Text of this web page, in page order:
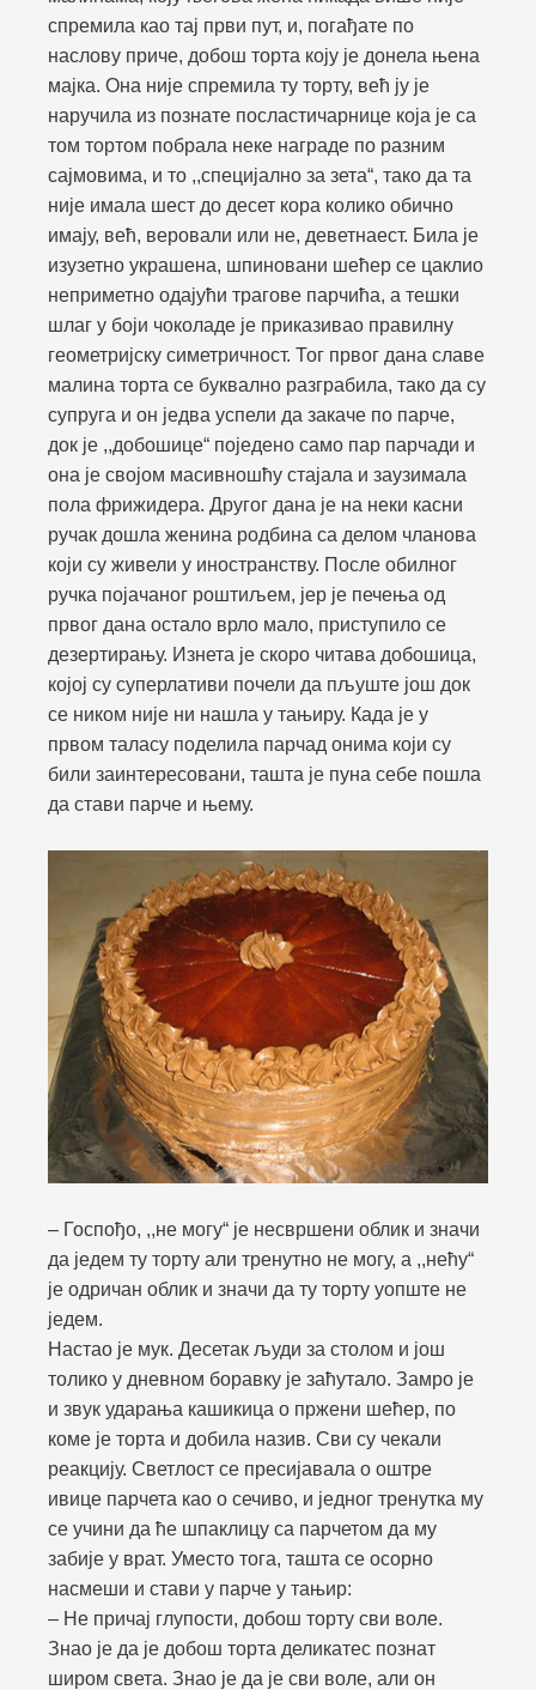
спремила као тај први пут, и, погађате по
наслову приче, добош торта коју је донела њена
мајка. Она није спремила ту торту, већ ју је
наручила из познате посластичарнице која је са
том тортом побрала неке награде по разним
сајмовима, и то ,,специјално за зета“, тако да та
није имала шест до десет кора колико обично
имају, већ, веровали или не, деветнаест. Била је
изузетно украшена, шпиновани шећер се цаклио
неприметно одајући трагове парчића, а тешки
шлаг у боји чоколаде је приказивао правилну
геометријску симетричност. Тог првог дана славе
малина торта се буквално разграбила, тако да су
супруга и он једва успели да закаче по парче,
док је ,,добошице“ поједено само пар парчади и
она је својом масивношћу стајала и заузимала
пола фрижидера. Другог дана је на неки касни
ручак дошла женина родбина са делом чланова
који су живели у иностранству. После обилног
ручка појачаног роштиљем, јер је печења од
првог дана остало врло мало, приступило се
дезертирању. Изнета је скоро читава добошица,
којој су суперлативи почели да пљуште још док
се ником није ни нашла у тањиру. Када је у
првом таласу поделила парчад онима који су
били заинтересовани, ташта је пуна себе пошла
да стави парче и њему.
– Госпођо, ,,не могу“ је несвршени облик и значи
да једем ту торту али тренутно не могу, а ,,нећу“
је одричан облик и значи да ту торту уопште не
једем.
Настао је мук. Десетак људи за столом и још
толико у дневном боравку је заћутало. Замро је
и звук ударања кашикица о пржени шећер, по
коме је торта и добила назив. Сви су чекали
реакцију. Светлост се пресијавала о оштре
ивице парчета као о сечиво, и једног тренутка му
се учини да ће шпаклицу са парчетом да му
забије у врат. Уместо тога, ташта се осорно
насмеши и стави у парче у тањир:
– Не причај глупости, добош торту сви воле.
Знао је да је добош торта деликатес познат
широм света. Знао је да је сви воле, али он